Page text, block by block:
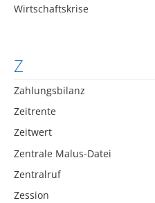
Wirtschaftskrise
Z
Zahlungsbilanz
Zeitrente
Zeitwert
Zentrale Malus-Datei
Zentralruf
Zession